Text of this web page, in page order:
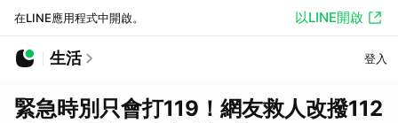
在LINE應用程式中開啟。 以LINE開啟
生活 登入
緊急時別只會打119！網友救人改撥112